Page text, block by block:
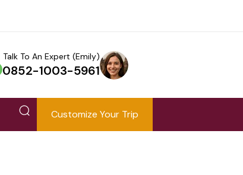
Talk To An Expert (Emily)
0852-1003-5961
Customize Your Trip